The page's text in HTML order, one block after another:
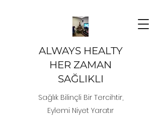
ALWAYS HEALTY
HER ZAMAN
SAĞLIKLI
Sağlık Bilinçli Bir Tercihtir,
Eylemi Niyet Yaratır